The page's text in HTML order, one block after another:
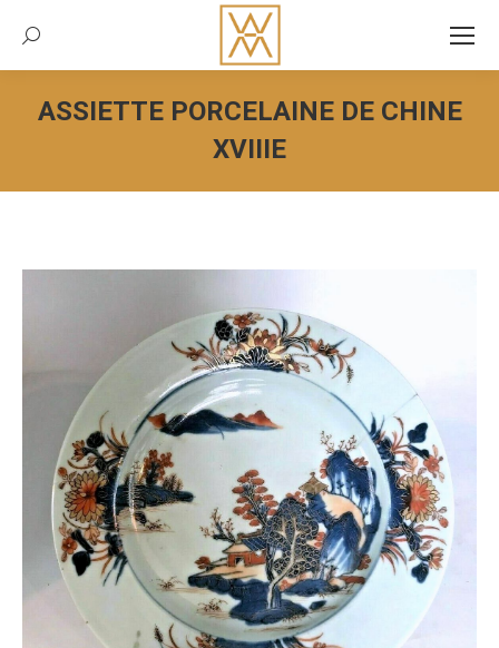
Recherche:
ASSIETTE PORCELAINE DE CHINE
XVIIIE
Vous êtes ici :